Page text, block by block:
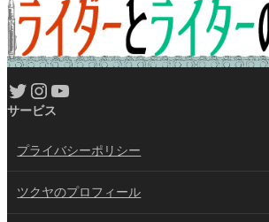
Twitter Instagram YouTube
サービス
プライバシーポリシー
ツクヤのプロフィール